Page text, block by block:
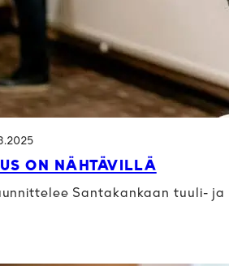
ON NÄHTÄVILLÄ
Santakankaan tuuli-